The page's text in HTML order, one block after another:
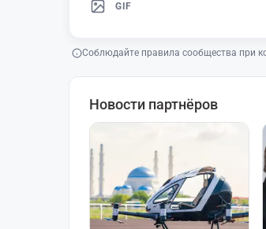
GIF
Соблюдайте правила сообщества при